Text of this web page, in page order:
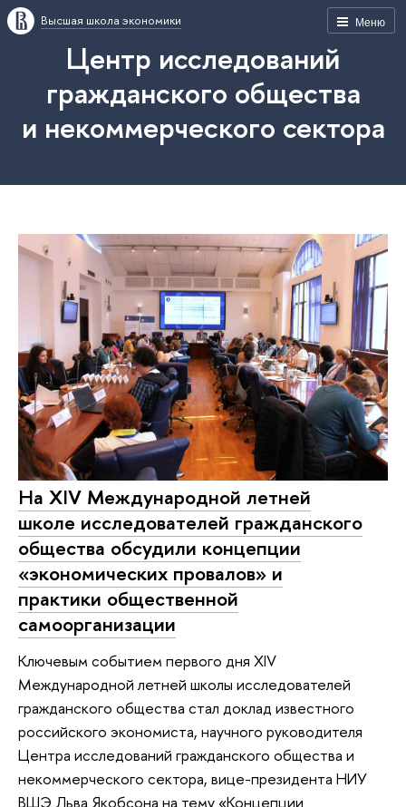
Меню
Высшая школа экономики
Центр исследований
гражданского общества
и некоммерческого сектора
На XIV Международной летней
школе исследователей гражданского
общества обсудили концепции
«экономических провалов» и
практики общественной
самоорганизации
Ключевым событием первого дня XIV
Международной летней школы исследователей
гражданского общества стал доклад известного
российского экономиста, научного руководителя
Центра исследований гражданского общества и
некоммерческого сектора, вице-президента НИУ
ВШЭ Льва Якобсона на тему «Концепции